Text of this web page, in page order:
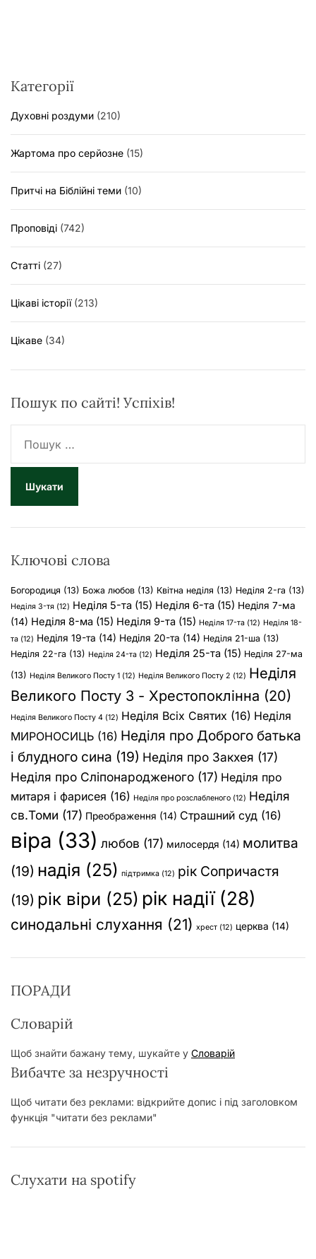
Категорії
Духовні роздуми (210)
Жартома про серйозне (15)
Притчі на Біблійні теми (10)
Проповіді (742)
Статті (27)
Цікаві історії(213)
Цікаве (34)
Пошук по сайті! Успіхів!
ш
к
Ключові слова
Богородиця (13) Божа любов (13) Квітна неділя (13) Неділя 2-га (13)
Неділя 3-тя (12) Неділя 5-та (15) Неділя 6-та (15) Неділя 7-ма
(14) Неділя 8-ма (15) Неділя 9-та (15) Неділя 17-та (12) Неділя 18-
та (12) Неділя 19-та (14) Неділя 20-та (14) Неділя 21-ша (13)
Неділя 22-га (13) Неділя 24-та (12) Неділя 25-та (15) Неділя 27-ма
(13) Неділя Великого Посту 1 (12) Неділя Великого Посту 2 (12) Неділя
Великого Посту 3 - Хрестопоклінна (20)
Неділя Великого Посту 4 (12) Неділя Всіх Святих (16) Неділя
МИРОНОСИЦЬ (16) Неділя про Доброго батька
і блудного сина (19) Неділя про Закхея (17)
Неділя про Сліпонародженого (17) Неділя про
митаря і фарисея (16) Неділя про розслабленого (12) Неділя
св.Томи (17) Преображення (14) Страшний суд (16)
віра (33) любов (17) милосердя (14) молитва
(19) надія (25) підтримка (12) рік Сопричастя
(19) рік віри (25) рік надії(28)
синодальні слухання (21) хрест (12) церква (14)
ПОРАДИ
Словарій
Щоб знайти бажану тему, шукайте у Словарій
Вибачте за незручності
Щоб читати без реклами: відкрийте допис і під заголовком
функція "читати без реклами"
Слухати на spotify